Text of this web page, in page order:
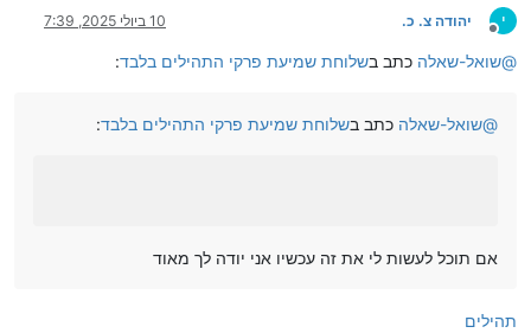
י
מנותק
יהודה צ. כ. 10 ביולי 2025, 7:39
@שואל-שאלה כתב בשלוחת שמיעת פרקי התהילים בלבד:
@שואל-שאלה כתב בשלוחת שמיעת פרקי התהילים בלבד:
אם תוכל לעשות לי את זה עכשיו אני יודה לך מאוד
תהילים